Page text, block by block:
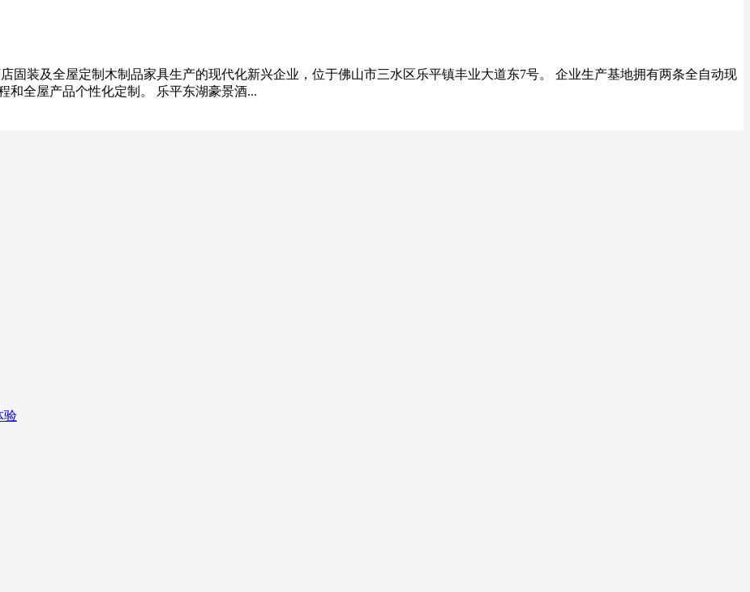
固装及全屋定制木制品家具生产的现代化新兴企业，位于佛山市三水区乐平镇丰业大道东7号。 企业生产基地拥有两条全自动现
和全屋产品个性化定制。 乐平东湖豪景酒...